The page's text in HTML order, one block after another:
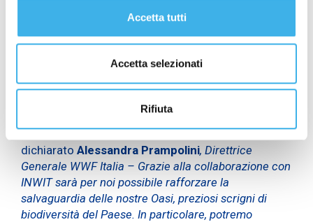
Accetta tutti
Accetta selezionati
Rifiuta
biodiversità e per rendere le nostre aree verdi più
salute e la funzionalità degli ecosistemi naturali.
Dobbiamo quindi impegnarci a prevenire i danni
causati da quelle che sono due tra le principali
minacce della perdita della biodiversità, ovvero la
pressione antropica e il cambiamento climatico –ha
dichiarato Alessandra Prampolini, Direttrice
Generale WWF Italia – Grazie alla collaborazione con
INWIT sarà per noi possibile rafforzare la
salvaguardia delle nostre Oasi, preziosi scrigni di
biodiversità del Paese. In particolare, potremo